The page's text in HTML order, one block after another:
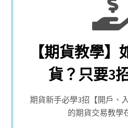
【期貨教學】
貨？只要3
期貨新手必學3招【開戶、
的期貨交易教學